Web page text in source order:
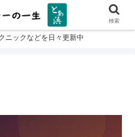
ニックなどを日々更新中
検索